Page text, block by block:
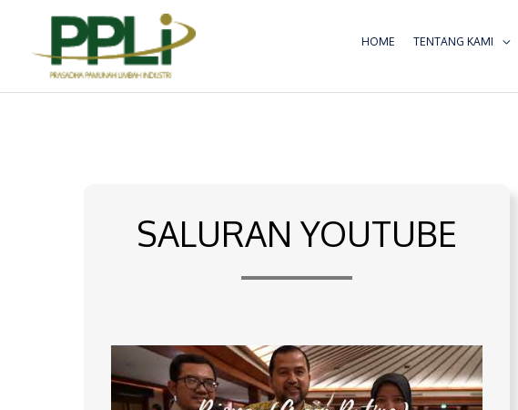
konten
HOME TENTANG KAMI
SALURAN YOUTUBE